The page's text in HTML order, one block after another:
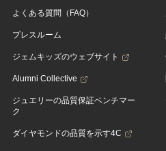
よくある質問（FAQ）
プレスルーム
ジェムキッズのウェブサイト
Alumni Collective
ジュエリーの品質保証ベンチマー
ク
ダイヤモンドの品質を示す4C